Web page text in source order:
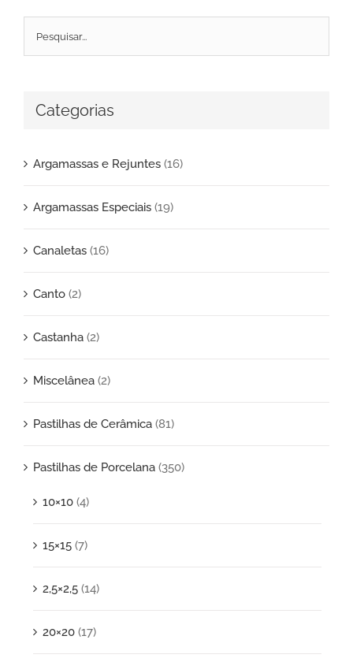
Categorias
Argamassas e Rejuntes (16)
Argamassas Especiais (19)
Canaletas (16)
Canto (2)
Castanha (2)
Miscelânea (2)
Pastilhas de Cerâmica (81)
Pastilhas de Porcelana (350)
10×10 (4)
15×15 (7)
2,5×2,5 (14)
20×20 (17)